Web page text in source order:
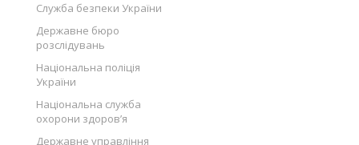
Служба безпеки України
Державне бюро
розслідувань
Національна поліція
України
Національна служба
охорони здоров’я
Державне управління